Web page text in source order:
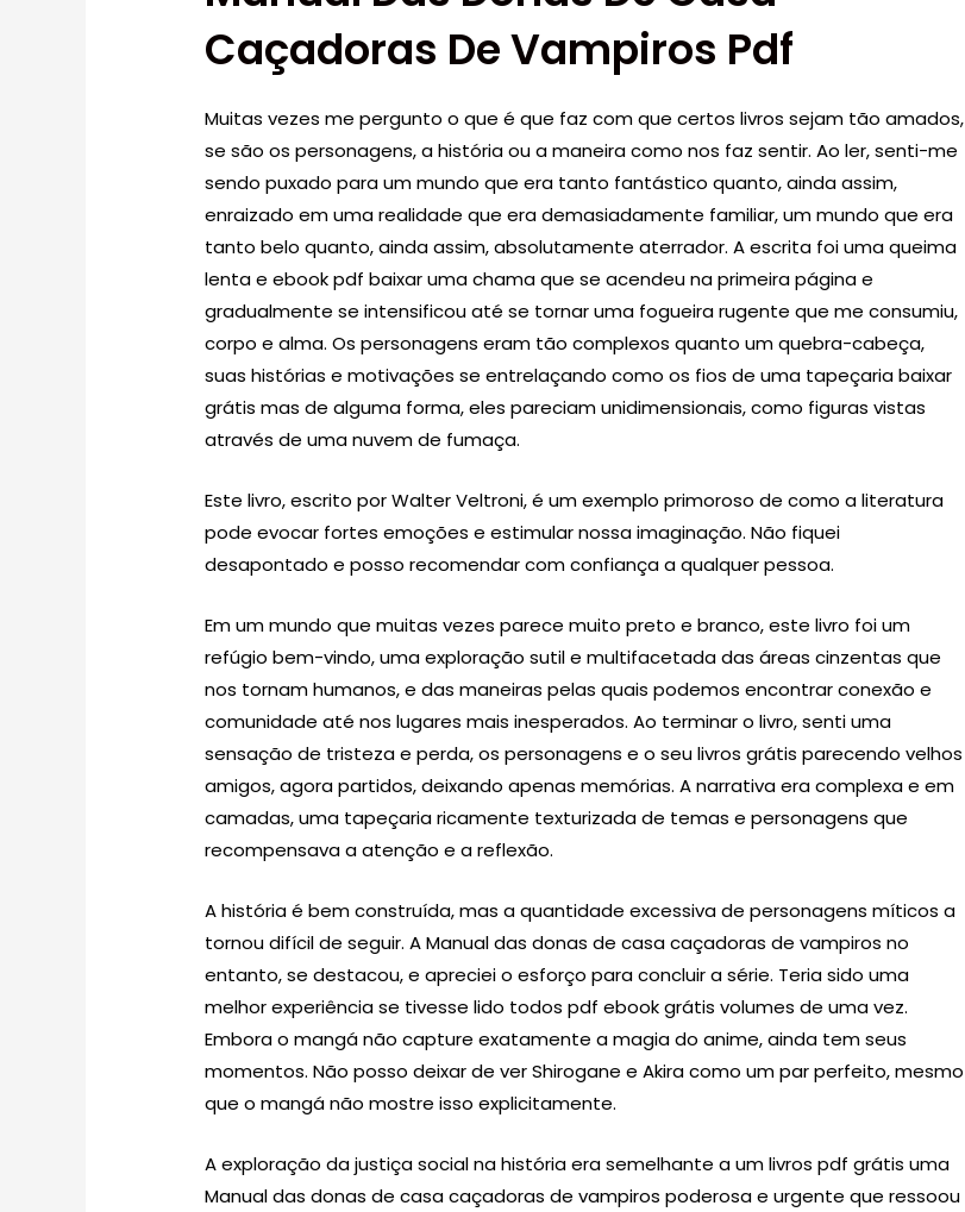
Caçadoras De Vampiros Pdf
Muitas vezes me pergunto o que é que faz com que certos livros sejam tão amados,
se são os personagens, a história ou a maneira como nos faz sentir. Ao ler, senti-me
sendo puxado para um mundo que era tanto fantástico quanto, ainda assim,
enraizado em uma realidade que era demasiadamente familiar, um mundo que era
tanto belo quanto, ainda assim, absolutamente aterrador. A escrita foi uma queima
lenta e ebook pdf baixar uma chama que se acendeu na primeira página e
gradualmente se intensificou até se tornar uma fogueira rugente que me consumiu,
corpo e alma. Os personagens eram tão complexos quanto um quebra-cabeça,
suas histórias e motivações se entrelaçando como os fios de uma tapeçaria baixar
grátis mas de alguma forma, eles pareciam unidimensionais, como figuras vistas
através de uma nuvem de fumaça.
Este livro, escrito por Walter Veltroni, é um exemplo primoroso de como a literatura
pode evocar fortes emoções e estimular nossa imaginação. Não fiquei
desapontado e posso recomendar com confiança a qualquer pessoa.
Em um mundo que muitas vezes parece muito preto e branco, este livro foi um
refúgio bem-vindo, uma exploração sutil e multifacetada das áreas cinzentas que
nos tornam humanos, e das maneiras pelas quais podemos encontrar conexão e
comunidade até nos lugares mais inesperados. Ao terminar o livro, senti uma
sensação de tristeza e perda, os personagens e o seu livros grátis parecendo velhos
amigos, agora partidos, deixando apenas memórias. A narrativa era complexa e em
camadas, uma tapeçaria ricamente texturizada de temas e personagens que
recompensava a atenção e a reflexão.
A história é bem construída, mas a quantidade excessiva de personagens míticos a
tornou difícil de seguir. A Manual das donas de casa caçadoras de vampiros no
entanto, se destacou, e apreciei o esforço para concluir a série. Teria sido uma
melhor experiência se tivesse lido todos pdf ebook grátis volumes de uma vez.
Embora o mangá não capture exatamente a magia do anime, ainda tem seus
momentos. Não posso deixar de ver Shirogane e Akira como um par perfeito, mesmo
que o mangá não mostre isso explicitamente.
A exploração da justiça social na história era semelhante a um livros pdf grátis uma
Manual das donas de casa caçadoras de vampiros poderosa e urgente que ressoou